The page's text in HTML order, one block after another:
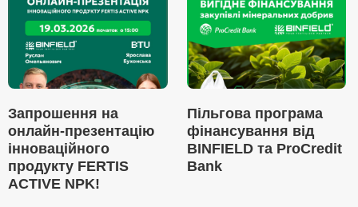
Запрошення на
онлайн-презентацію
інноваційного
продукту FERTIS
ACTIVE NPK!
Пільгова програма
фінансування від
BINFIELD та ProCredit
Bank